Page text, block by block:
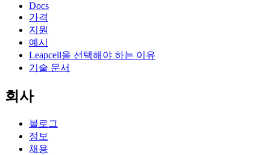
Docs
가격
지원
예시
Leapcell을 선택해야 하는 이유
기술 문서
회사
블로그
정보
채용